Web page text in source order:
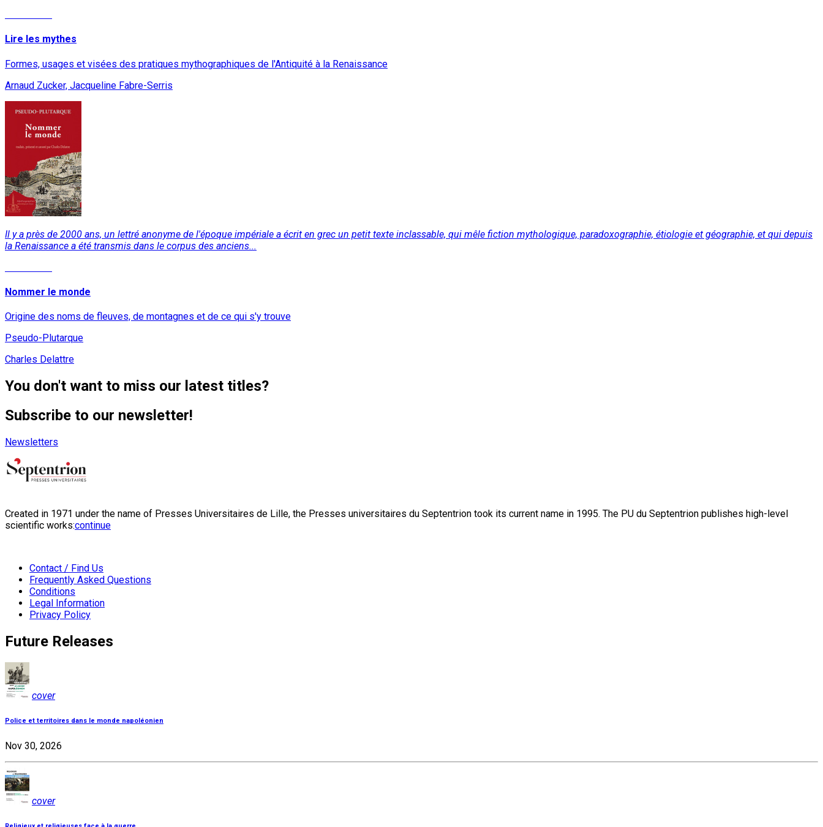
Lire les mythes
Formes, usages et visées des pratiques mythographiques de l'Antiquité à la Renaissance
Arnaud Zucker, Jacqueline Fabre-Serris
Il y a près de 2000 ans, un lettré anonyme de l'époque impériale a écrit en grec un petit texte inclassable, qui mêle fiction mythologique, paradoxographie, étiologie et géographie, et qui depuis
la Renaissance a été transmis dans le corpus des anciens...
Nommer le monde
Origine des noms de fleuves, de montagnes et de ce qui s'y trouve
Pseudo-Plutarque
Charles Delattre
You don't want to miss our latest titles?
Subscribe to our newsletter!
Newsletters
Created in 1971 under the name of Presses Universitaires de Lille, the Presses universitaires du Septentrion took its current name in 1995. The PU du Septentrion publishes high-level
scientific works:continue
Contact / Find Us
Frequently Asked Questions
Conditions
Legal Information
Privacy Policy
Future Releases
cover
Police et territoires dans le monde napoléonien
Nov 30, 2026
cover